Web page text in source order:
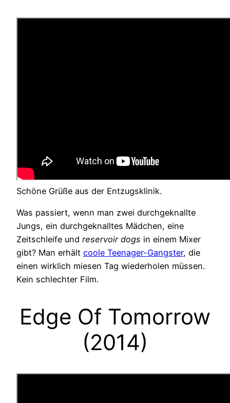
Schöne Grüße aus der Entzugsklinik.
Was passiert, wenn man zwei durchgeknallte
Jungs, ein durchgeknalltes Mädchen, eine
Zeitschleife und reservoir dogs in einem Mixer
gibt? Man erhält coole Teenager-Gangster, die
einen wirklich miesen Tag wiederholen müssen.
Kein schlechter Film.
Edge Of Tomorrow
(2014)